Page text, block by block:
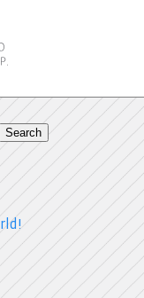
Search